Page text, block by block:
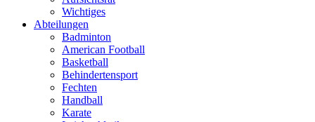
Wichtiges
Abteilungen
Badminton
American Football
Basketball
Behindertensport
Fechten
Handball
Karate